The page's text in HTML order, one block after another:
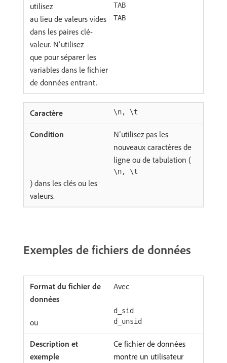
utilisez
TAB
au lieu de valeurs vides
dans les paires clé-
valeur. N’utilisez
TAB
que pour séparer les
variables dans le fichier
de données entrant.
\n, \t
N’utilisez pas les
nouveaux caractères de
ligne ou de tabulation (
\n, \t
) dans les clés ou les
valeurs.
Exemples de fichiers de données
Avec
d_sid
ou d_unsid
Ce fichier de données
montre un utilisateur